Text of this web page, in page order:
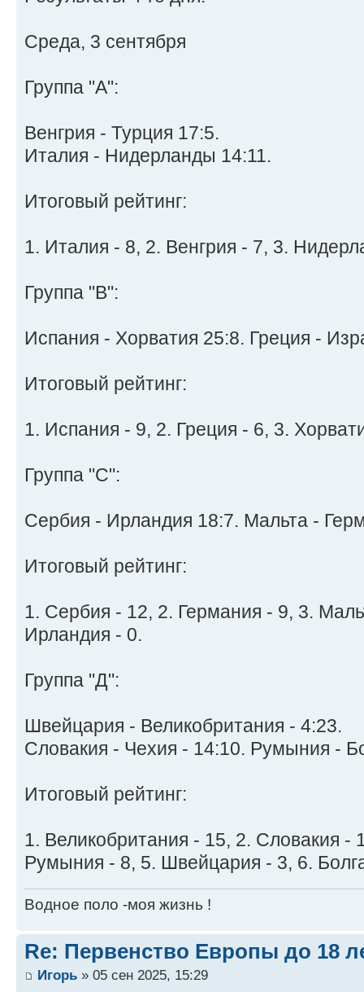
Среда, 3 сентября
Группа "A":
Венгрия - Турция 17:5.
Италия - Нидерланды 14:11.
Итоговый рейтинг:
1. Италия - 8, 2. Венгрия - 7, 3.
Группа "B":
Испания - Хорватия 25:8. Греция -
Итоговый рейтинг:
1. Испания - 9, 2. Греция - 6, 3.
Группа "C":
Сербия - Ирландия 18:7. Мальта -
Итоговый рейтинг:
1. Сербия - 12, 2. Германия - 9, 3.
Ирландия - 0.
Группа "Д":
Швейцария - Великобритания - 4:23.
Словакия - Чехия - 14:10. Румыния -
Итоговый рейтинг:
1. Великобритания - 15, 2. Словакия -
Румыния - 8, 5. Швейцария - 3, 6.
Водное поло -моя жизнь !
Re: Первенство Европы до 18
Игорь » 05 сен 2025, 15:29